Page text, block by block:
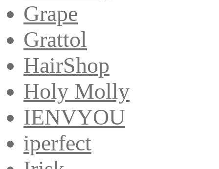
Grape
Grattol
HairShop
Holy Molly
IENVYOU
iperfect